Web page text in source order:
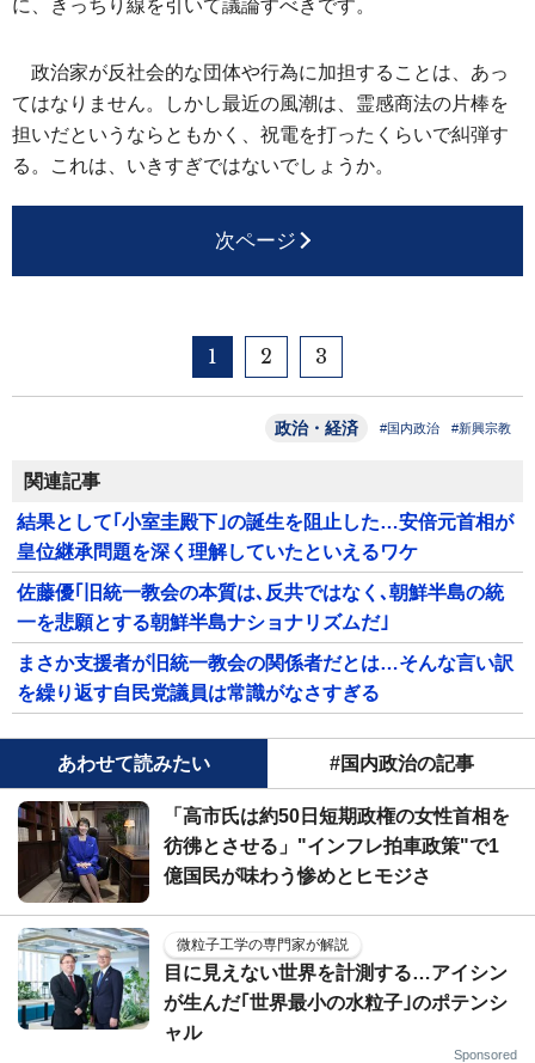
に、きっちり線を引いて議論すべきです。
政治家が反社会的な団体や行為に加担することは、あっ
てはなりません。しかし最近の風潮は、霊感商法の片棒を
担いだというならともかく、祝電を打ったくらいで糾弾す
る。これは、いきすぎではないでしょうか。
次ページ
1 2 3
政治・経済 #国内政治 #新興宗教
関連記事
結果として｢小室圭殿下｣の誕生を阻止した…安倍元首相が
皇位継承問題を深く理解していたといえるワケ
佐藤優｢旧統一教会の本質は､反共ではなく､朝鮮半島の統
一を悲願とする朝鮮半島ナショナリズムだ｣
まさか支援者が旧統一教会の関係者だとは…そんな言い訳
を繰り返す自民党議員は常識がなさすぎる
あわせて読みたい #国内政治の記事
「高市氏は約50日短期政権の女性首相を
彷彿とさせる」"インフレ拍車政策"で1
億国民が味わう惨めとヒモジさ
微粒子工学の専門家が解説
目に見えない世界を計測する…アイシン
が生んだ｢世界最小の水粒子｣のポテンシ
ャル
Sponsored